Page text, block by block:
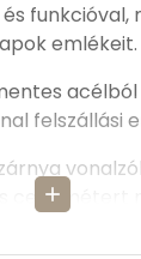
add
funkcióval,
emlékeit.
felszállási
centimétert